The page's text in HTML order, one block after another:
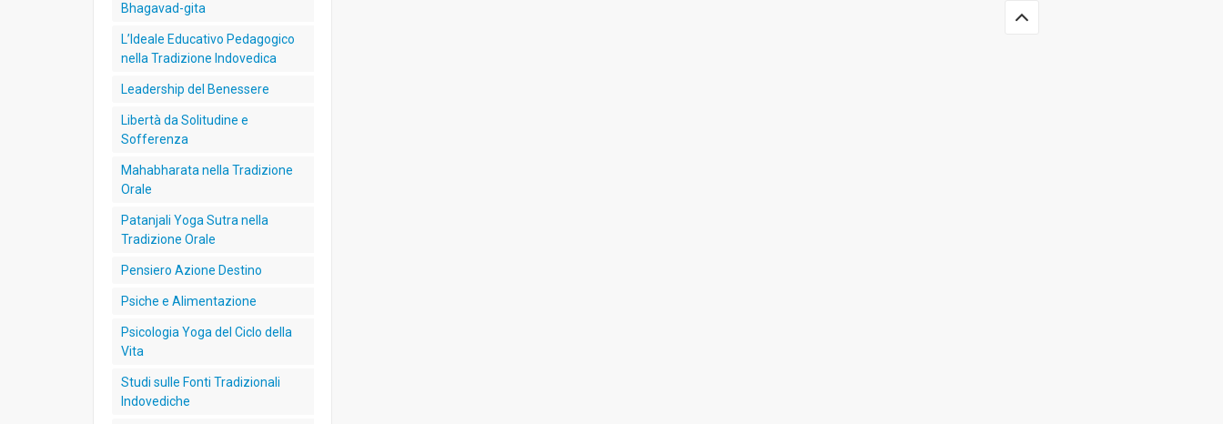
Bhagavad-gita
L’Ideale Educativo Pedagogico
nella Tradizione Indovedica
Leadership del Benessere
Libertà da Solitudine e
Sofferenza
Mahabharata nella Tradizione
Orale
Patanjali Yoga Sutra nella
Tradizione Orale
Pensiero Azione Destino
Psiche e Alimentazione
Psicologia Yoga del Ciclo della
Vita
Studi sulle Fonti Tradizionali
Indovediche